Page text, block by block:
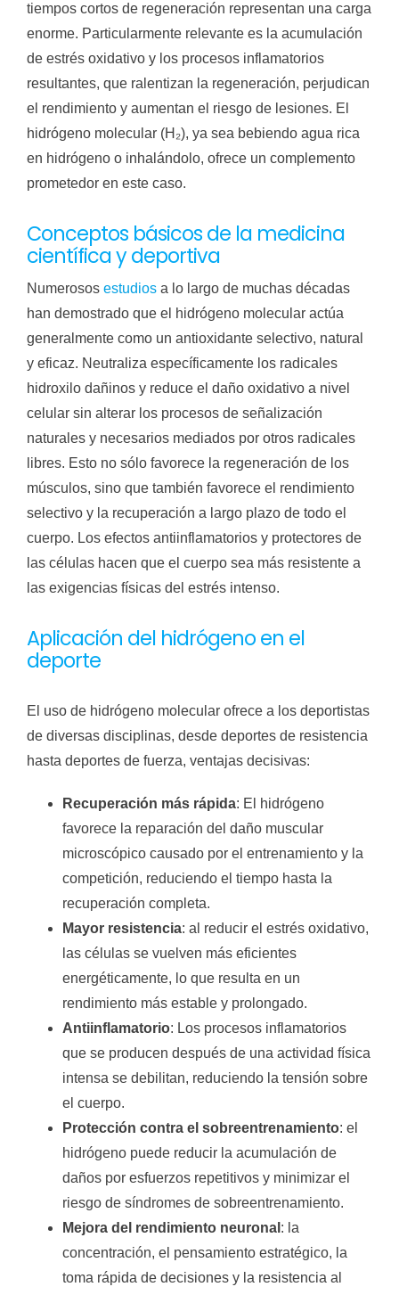
tiempos cortos de regeneración representan una carga
enorme. Particularmente relevante es la acumulación
de estrés oxidativo y los procesos inflamatorios
resultantes, que ralentizan la regeneración, perjudican
el rendimiento y aumentan el riesgo de lesiones. El
hidrógeno molecular (H₂), ya sea bebiendo agua rica
en hidrógeno o inhalándolo, ofrece un complemento
prometedor en este caso.
Conceptos básicos de la medicina
científica y deportiva
Numerosos estudiosa lo largo de muchas décadas
han demostrado que el hidrógeno molecular actúa
generalmente como un antioxidante selectivo, natural
y eficaz. Neutraliza específicamente los radicales
hidroxilo dañinos y reduce el daño oxidativo a nivel
celular sin alterar los procesos de señalización
naturales y necesarios mediados por otros radicales
libres. Esto no sólo favorece la regeneración de los
músculos, sino que también favorece el rendimiento
selectivo y la recuperación a largo plazo de todo el
cuerpo. Los efectos antiinflamatorios y protectores de
las células hacen que el cuerpo sea más resistente a
las exigencias físicas del estrés intenso.
Aplicación del hidrógeno en el
deporte
El uso de hidrógeno molecular ofrece a los deportistas
de diversas disciplinas, desde deportes de resistencia
hasta deportes de fuerza, ventajas decisivas:
Recuperación más rápida: El hidrógeno
favorece la reparación del daño muscular
microscópico causado por el entrenamiento y la
competición, reduciendo el tiempo hasta la
recuperación completa.
Mayor resistencia: al reducir el estrés oxidativo,
las células se vuelven más eficientes
energéticamente, lo que resulta en un
rendimiento más estable y prolongado.
Antiinflamatorio: Los procesos inflamatorios
que se producen después de una actividad física
intensa se debilitan, reduciendo la tensión sobre
el cuerpo.
Protección contra el sobreentrenamiento: el
hidrógeno puede reducir la acumulación de
daños por esfuerzos repetitivos y minimizar el
riesgo de síndromes de sobreentrenamiento.
Mejora del rendimiento neuronal : la
concentración, el pensamiento estratégico, la
toma rápida de decisiones y la resistencia al